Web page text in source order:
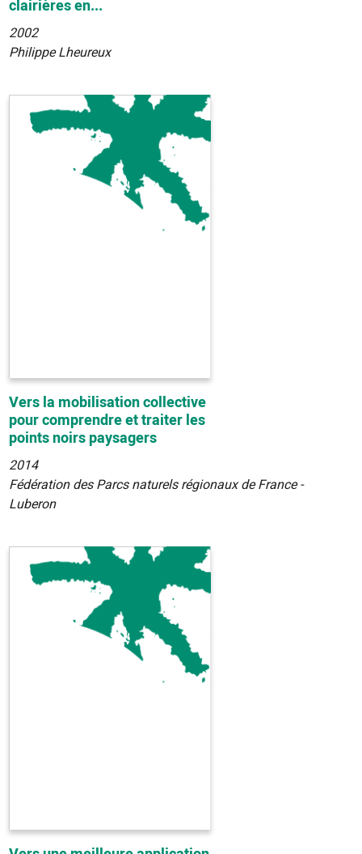
clairières en...
2002
Philippe Lheureux
Vers la mobilisation collective
pour comprendre et traiter les
points noirs paysagers
2014
Fédération des Parcs naturels régionaux de France -
Luberon